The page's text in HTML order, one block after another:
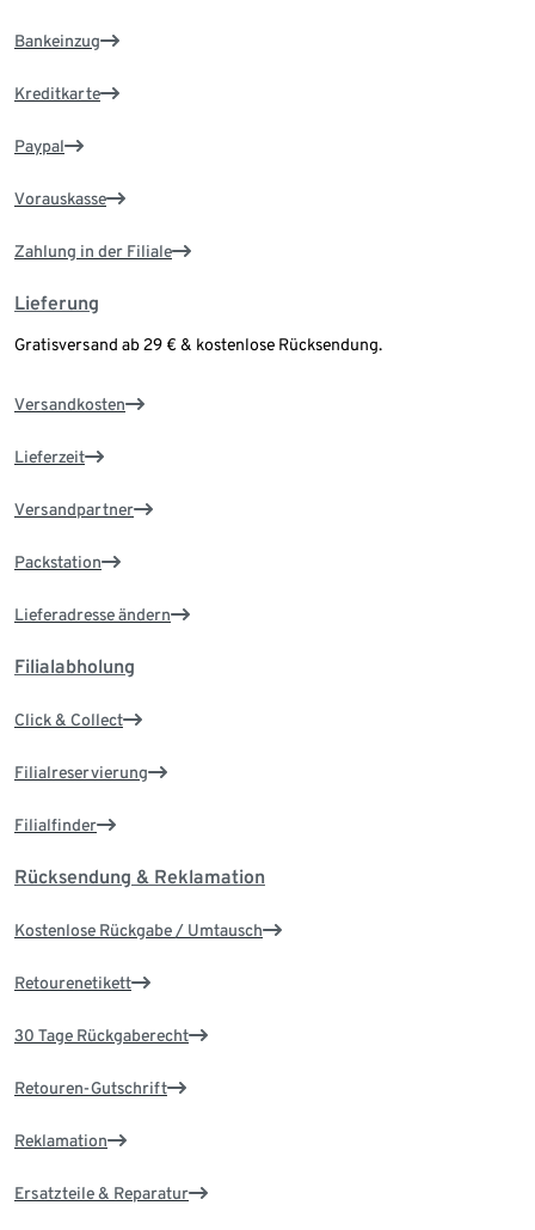
Bankeinzug
Kreditkarte
Paypal
Vorauskasse
Zahlung in der Filiale
Lieferung
Gratisversand ab 29 € & kostenlose Rücksendung.
Versandkosten
Lieferzeit
Versandpartner
Packstation
Lieferadresse ändern
Filialabholung
Click & Collect
Filialreservierung
Filialfinder
Rücksendung & Reklamation
Kostenlose Rückgabe / Umtausch
Retourenetikett
30 Tage Rückgaberecht
Retouren-Gutschrift
Reklamation
Ersatzteile & Reparatur